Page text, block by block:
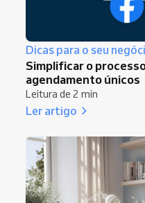
Dicas para o seu
Simplificar o
agendamento únicos
Leitura de 2 min
Ler artigo